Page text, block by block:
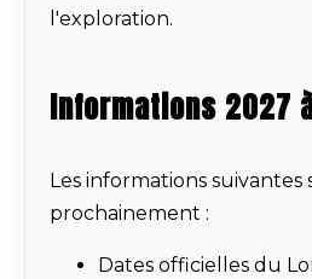
l'exploration.
Informations 2027
Les informations
prochainement :
Dates officielles du